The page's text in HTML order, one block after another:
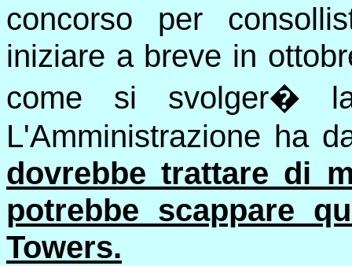
concorso per
iniziare a breve in
come si svolger�
L'Amministrazione ha
dovrebbe trattare di
potrebbe scappare
Towers.